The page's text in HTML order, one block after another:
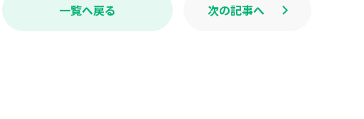
一覧へ戻る 次の記事へ